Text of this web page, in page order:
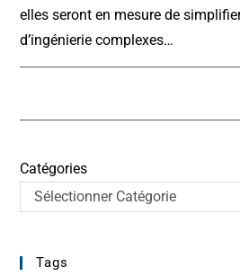
elles seront en mesure de
d’ingénierie complexes…
Catégories
Sélectionner Catégorie
Tags